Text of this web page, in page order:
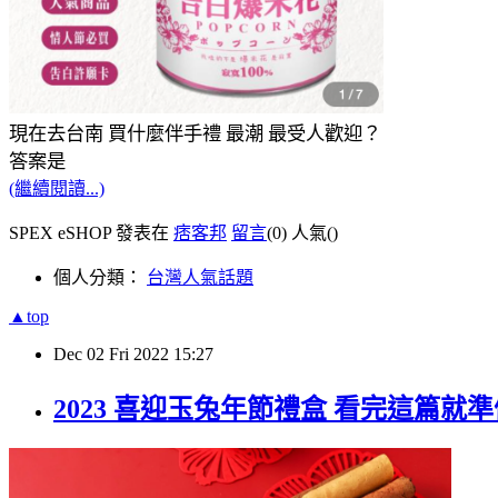
現在去台南 買什麼伴手禮 最潮 最受人歡迎？
答案是
(繼續閱讀...)
SPEX eSHOP 發表在 痞客邦 留言(0) 人氣()
個人分類： 台灣人氣話題
▲top
Dec 02 Fri 2022 15:27
2023 喜迎玉兔年節禮盒 看完這篇就